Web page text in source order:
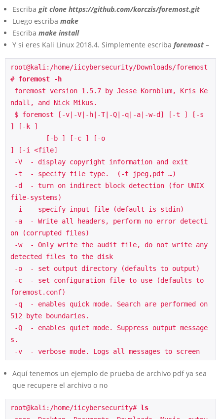
Escriba git clone https://github.com/korczis/foremost.git
Luego escriba make
Escriba make install
Y si eres Kali Linux 2018.4. Simplemente escriba foremost –
root@kali:/home/iicybersecurity/Downloads/foremost
# foremost -h
ndall, and Nick Mikus.
] [-k ]
         [-b ] [-c ] [-o
] [-i <file]
-V  - display copyright information and exit
-t  - specify file type.  (-t jpeg,pdf …)
file-systems)
-i  - specify input file (default is stdin)
on (corrupted files)
detected files to the disk
-o  - set output directory (defaults to output)
foremost.conf)
512 byte boundaries.
s.
-v  - verbose mode. Logs all messages to screen
Aquí tenemos un ejemplo de prueba de archivo pdf ya sea
que recupere el archivo o no
root@kali:/home/iicybersecurity# ls